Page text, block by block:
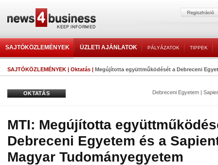
SAJTÓKÖZLEMÉNYEK ÜZLETI AJÁNLATOK PÁLYÁZATOK TIPPEK
SAJTÓKÖZLEMÉNYEK | Oktatás | Megújította együttműködését a Debreceni
OKTATÁS Debreceni Egyetem |
MTI: Megújította
Debreceni Egyetem és a
Magyar Tudományegyetem